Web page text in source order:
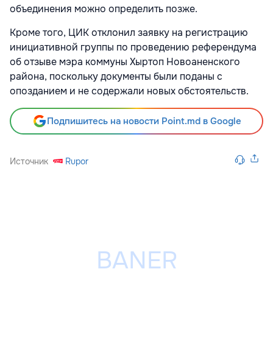
объединения можно определить позже.
Кроме того, ЦИК отклонил заявку на регистрацию
инициативной группы по проведению референдума
об отзыве мэра коммуны Хыртоп Новоаненского
района, поскольку документы были поданы с
опозданием и не содержали новых обстоятельств.
Подпишитесь на новости Point.md в Google
Источник Rupor